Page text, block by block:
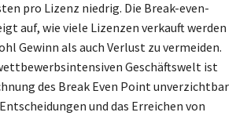
pro Lizenz niedrig. Die Break-even-
auf, wie viele Lizenzen verkauft werden
Gewinn als auch Verlust zu vermeiden.
Geschäftswelt ist
des Break Even Point unverzichtbar
und das Erreichen von